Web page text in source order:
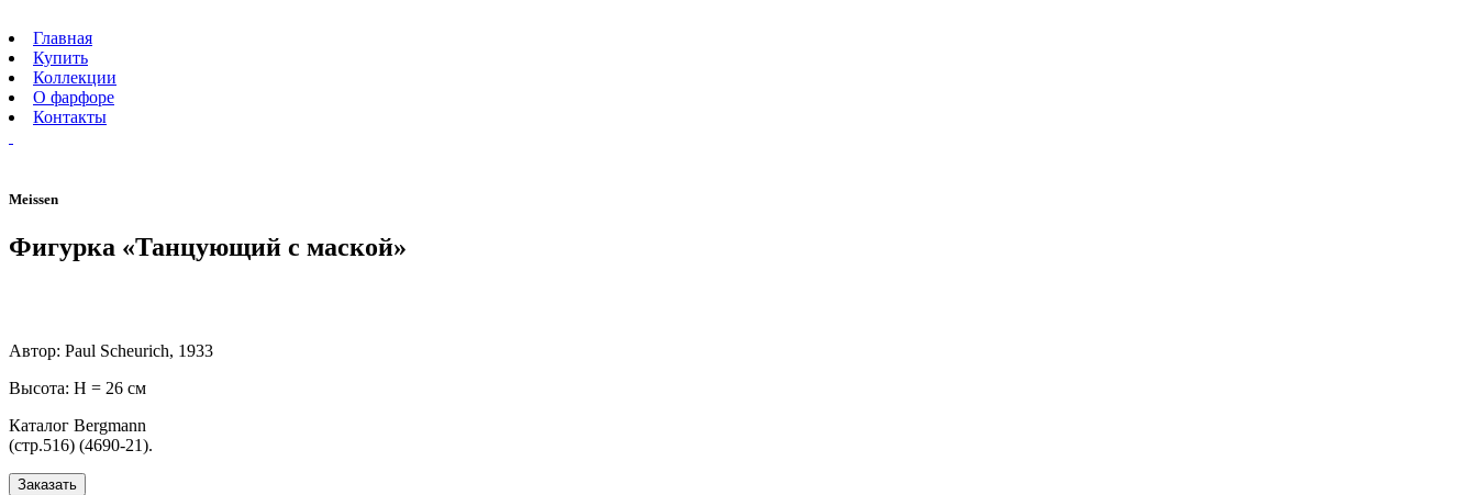
Главная
Купить
Коллекции
О фарфоре
Контакты
Meissen
Фигурка «Танцующий с маской»
Автор: Paul Scheurich, 1933
Высота: H = 26 см
Каталог Bergmann
(стр.516) (4690-21).
Заказать